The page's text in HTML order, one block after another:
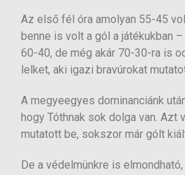
Az első fél óra amolyan 55-45
benne is volt a gól a játékukban
60-40, de még akár 70-30-ra is
lelket, aki igazi bravúrokat
A megyeegyes dominanciánk
hogy Tóthnak sok dolga van. Azt
mutatott be, sokszor már gólt
De a védelmünkre is